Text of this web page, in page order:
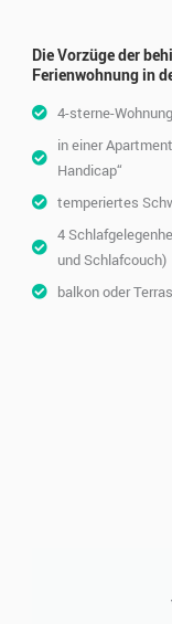
Die Vorzüge der
Ferienwohnung in
4-sterne-Wohnung
in einer
Handicap“
temperiertes
4
und Schlafcouch)
balkon oder